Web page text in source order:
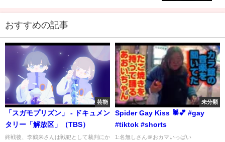
おすすめの記事
芸能
「スガモプリズン」 - ドキュメン
タリー「解放区」（TBS）
終戦後、李鶴来さんは戦犯として裁判にか
未分類
Spider Gay Kiss 🕷️💕 #gay
#tiktok #shorts
1:名無しさん＠おカマいっぱい